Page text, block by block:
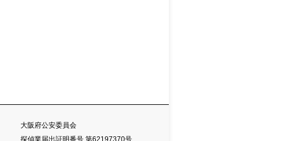
大阪府公安委員会
探偵業届出証明番号 第62197370号